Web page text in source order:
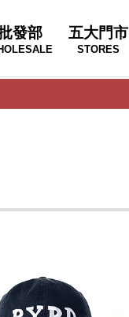
發部 五大門市
STORES